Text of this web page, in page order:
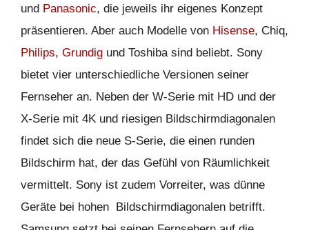
und Panasonic, die jeweils ihr eigenes Konzept
präsentieren. Aber auch Modelle von Hisense, Chiq,
Philips, Grundig und Toshiba sind beliebt. Sony
bietet vier unterschiedliche Versionen seiner
Fernseher an. Neben der W-Serie mit HD und der
X-Serie mit 4K und riesigen Bildschirmdiagonalen
findet sich die neue S-Serie, die einen runden
Bildschirm hat, der das Gefühl von Räumlichkeit
vermittelt. Sony ist zudem Vorreiter, was dünne
Geräte bei hohen Bildschirmdiagonalen betrifft.